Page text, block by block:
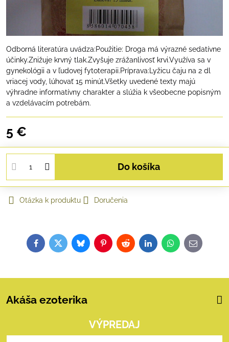
Odborná literatúra uvádza:Použitie: Droga má výrazné sedatívne
účinky.Znižuje krvný tlak.Zvyšuje zrážanlivosť krvi.Využíva sa v
gynekológii a v ľudovej fytoterapii.Príprava:Lyžicu čaju na 2 dl
vriacej vody, lúhovať 15 minút.Všetky uvedené texty majú
výhradne informatívny charakter a slúžia k všeobecne popisným
a vzdelávacím potrebám.
5 €
Do košíka
Otázka k produktu Doručenia
FacebookTwitterBlueskyPinterestRedditLinkedInWhatsApp
E-
mail
Akáša ezoterika
VÝPREDAJ